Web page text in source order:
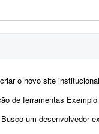
Sorvetes. Nossa principal
Exemplo de
para criar uma plataforma web de monitoramento